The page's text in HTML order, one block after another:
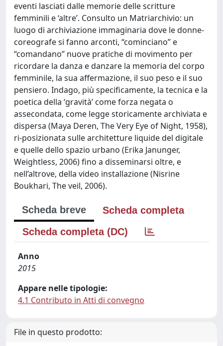
eventi lasciati dalle memorie delle scritture
femminili e ‘altre’. Consulto un Matriarchivio: un
luogo di archiviazione immaginaria dove le donne-
coreografe si fanno arconti, “cominciano” e
“comandano” nuove pratiche di movimento per
ricordare la danza e danzare la memoria del corpo
femminile, la sua affermazione, il suo peso e il suo
pensiero. Indago, più specificamente, la tecnica e la
poetica della ‘gravità’ come forza negata o
assecondata, come legge storicamente archiviata e
dispersa (Maya Deren, The Very Eye of Night, 1958),
ri-posizionata sulle architetture liquide del digitale
e quelle dello spazio urbano (Erika Janunger,
Weightless, 2006) fino a disseminarsi oltre, e
nell’altrove, della video installazione (Nisrine
Boukhari, The veil, 2006).
Scheda breve
Scheda completa
Scheda completa (DC)
Anno
2015
Appare nelle tipologie:
4.1 Contributo in Atti di convegno
File in questo prodotto: